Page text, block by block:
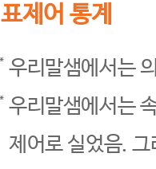
표제어 통계
우리말샘에서는
우리말샘에서는
제어로 실었음.